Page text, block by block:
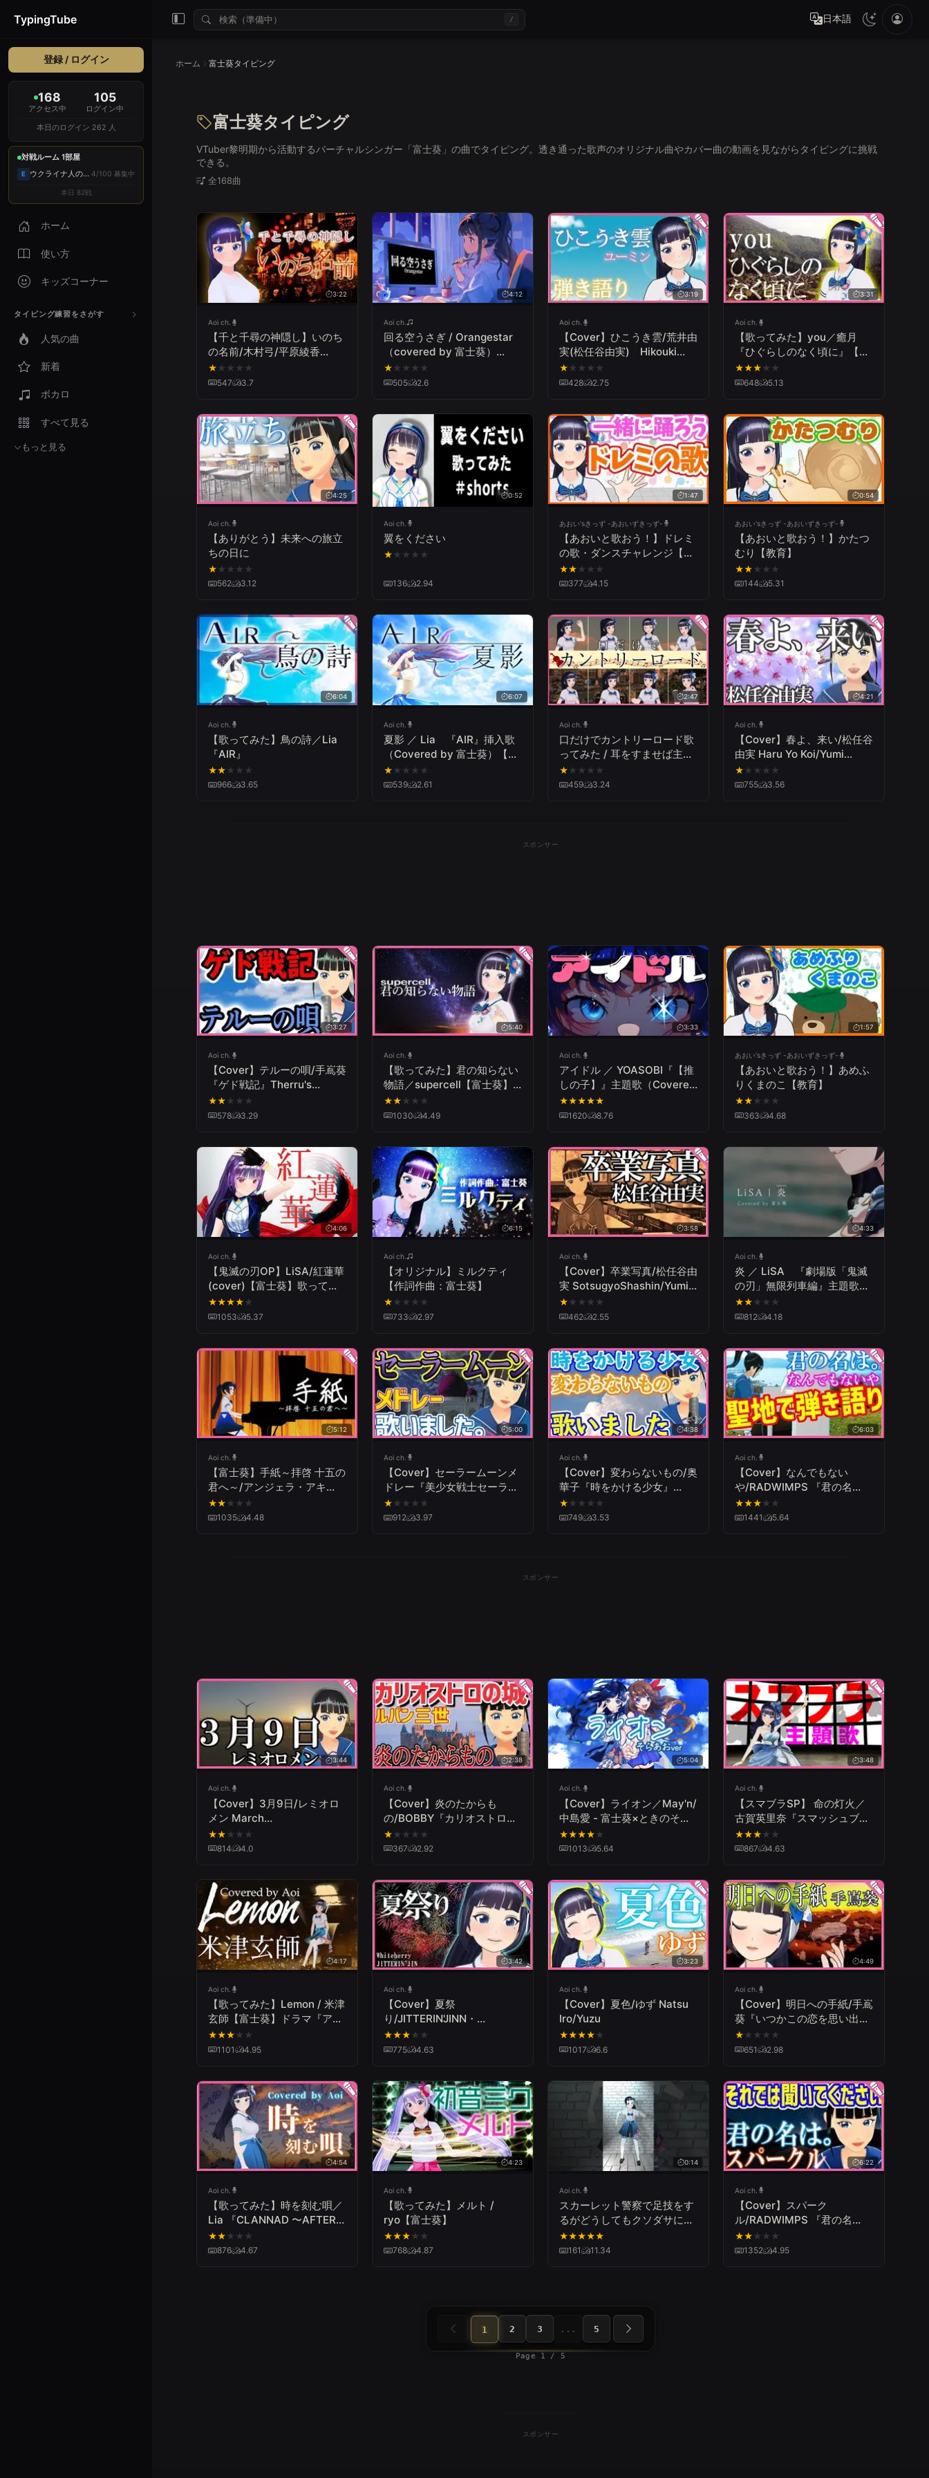
TypingTube
登録 / ログイン
168
アクセス中
105
ログイン中
本日のログイン 262 人
対戦ルーム 1部屋
E ウクライナ人の部屋 4/100 募集中
本日 82戦
ホーム
使い方
キッズコーナー
タイピング練習をさがす
人気の曲
新着
ボカロ
すべて見る
もっと見る
/ 日本語
ホーム 富士葵タイピング
富士葵タイピング
VTuber黎明期から活動するバーチャルシンガー「富士葵」の曲でタイピング。透き通った歌声のオリジナル曲やカバー曲の動画を見ながらタイピングに挑戦
できる。
全168曲
3:22
Aoi ch.
【千と千尋の神隠し】いのち
の名前/木村弓/平原綾香
（cover）Spirited
Away/The Name of
★ ★ ★ ★ ★
547
3.7
4:12
Aoi ch.
回る空うさぎ / Orangestar
（covered by 富士葵）
Series vol.7
★ ★ ★ ★ ★
505
2.6
3:19
Aoi ch.
【Cover】ひこうき雲/荒井由
実(松任谷由実) Hikouki
Gumo/Yumi Arai(Yumi
Matsutoya)【弾き語り】
★ ★ ★ ★ ★
428
2.75
3:31
Aoi ch.
【歌ってみた】you／癒月
『ひぐらしのなく頃に』【弾
き語り】
★★★ ★ ★
648
5.13
4:25
Aoi ch.
【ありがとう】未来への旅立
ちの日に
★ ★ ★ ★ ★
562
3.12
0:52
Aoi ch.
翼をください
★ ★ ★ ★ ★
136 2.94
1:47
あおい'sきっず -あおいずきっず-
【あおいと歌おう！】ドレミ
の歌・ダンスチャレンジ【教
育】
★★ ★ ★ ★
377
4.15
0:54
あおい'sきっず -あおいずきっず-
【あおいと歌おう！】かたつ
むり【教育】
★★ ★ ★ ★
144
5.31
6:04
Aoi ch.
【歌ってみた】鳥の詩／Lia
『AIR』
★★ ★ ★ ★
966
3.65
6:07
Aoi ch.
夏影 ／ Lia 『AIR』挿入歌
（Covered by 富士葵）【歌
ってみた】
★ ★ ★ ★ ★
539
2.61
2:47
Aoi ch.
口だけでカントリーロード歌
ってみた / 耳をすませば主題
歌/COUNTRY ROADS【富士
葵】
★ ★ ★ ★ ★
459
3.24
4:21
Aoi ch.
【Cover】春よ、来い/松任谷
由実 Haru Yo Koi/Yumi
Matsutoya
★ ★ ★ ★ ★
755
3.56
スポンサー
3:27
Aoi ch.
【Cover】テルーの唄/手嶌葵
『ゲド戦記』Therru's
Song/Aoi Teshima "Tales
from Earthsea"
★★ ★ ★ ★
578
3.29
5:40
Aoi ch.
【歌ってみた】君の知らない
物語／supercell【富士葵】
『化物語ED』
★★ ★ ★ ★
1030
4.49
3:33
Aoi ch.
アイドル ／ YOASOBI『【推
しの子】』主題歌（Covered
by 富士葵）【歌ってみた】
★★★★★
1620
8.76
1:57
あおい'sきっず -あおいずきっず-
【あおいと歌おう！】あめふ
りくまのこ【教育】
★★ ★ ★ ★
363
4.68
4:06
Aoi ch.
【鬼滅の刃OP】LiSA/紅蓮華
(cover)【富士葵】歌ってみ
た
★★★★ ★
1053
5.37
6:15
Aoi ch.
【オリジナル】ミルクティ
【作詞作曲：富士葵】
★ ★ ★ ★ ★
733
2.97
3:58
Aoi ch.
【Cover】卒業写真/松任谷由
実 SotsugyoShashin/Yumi
Matsutoya
★ ★ ★ ★ ★
462
2.55
4:33
Aoi ch.
炎 ／ LiSA 『劇場版「鬼滅
の刃」無限列車編』主題歌
（Covered by 富士葵）【歌
ってみた】
★★ ★ ★ ★
812
4.18
5:12
Aoi ch.
【富士葵】手紙～拝啓 十五の
君へ～/アンジェラ・アキ
【歌ってみた】
★★ ★ ★ ★
1035
4.48
5:00
Aoi ch.
【Cover】セーラームーンメ
ドレー『美少女戦士セーラー
ムーン』Sailor Moon
medley『Sailor Moon』
★ ★ ★ ★ ★
912
3.97
4:38
Aoi ch.
【Cover】変わらないもの/奥
華子『時をかける少女』
Kawaranai Mono/Oku
Hanako "The Girl Who
★ ★ ★ ★ ★
749
3.53
6:03
Aoi ch.
【Cover】なんでもない
や/RADWIMPS 『君の名
は。』 Nandemonaiya
"Your Name"
★★★ ★ ★
1441
5.64
スポンサー
3:44
Aoi ch.
【Cover】3月9日/レミオロ
メン March
9th/Remioromen
★★ ★ ★ ★
814
4.0
2:38
Aoi ch.
【Cover】炎のたからも
の/BOBBY『カリオストロの
城』Treasures of
Time/BOBBY "THE CASTLE
★ ★ ★ ★ ★
367
2.92
5:04
Aoi ch.
【Cover】ライオン／May'n/
中島愛 - 富士葵×ときのそら
コラボ「そらあお」で歌って
みた
★★★★ ★
1013
5.64
3:48
Aoi ch.
【スマブラSP】 命の灯火／
古賀英里奈『スマッシュブラ
ザーズ』【歌ってみた】
Super Smash Bros. Special
★★★ ★ ★
867
4.63
4:17
Aoi ch.
【歌ってみた】Lemon / 米津
玄師【富士葵】ドラマ『アン
ナチュラル』主題歌
★★★ ★ ★
1101
4.95
3:42
Aoi ch.
【Cover】夏祭
り/JITTERIN'JINN・
Whiteberry Natsu
Matsuri/JITTERIN'JINN.Whiteberry
★★★ ★ ★
775
4.63
3:23
Aoi ch.
【Cover】夏色/ゆず Natsu
Iro/Yuzu
★★★★ ★
1017
6.6
4:49
Aoi ch.
【Cover】明日への手紙/手嶌
葵『いつかこの恋を思い出し
てきっと泣いてしまう』Asu
e no Tegami/Aoi Teshima
★ ★ ★ ★ ★
651
2.98
4:54
Aoi ch.
【歌ってみた】時を刻む唄／
Lia 『CLANNAD 〜AFTER
STORY〜』
★★ ★ ★ ★
876
4.67
4:23
Aoi ch.
【歌ってみた】メルト /
ryo【富士葵】
★★★ ★ ★
768
4.87
0:14
Aoi ch.
スカーレット警察で足技をす
るがどうしてもクソダサにな
る富士葵。 #shorts
★★★★★
161
11.34
6:22
Aoi ch.
【Cover】スパーク
ル/RADWIMPS 『君の名
は。』 Sparkle "Your Name"
★★ ★ ★ ★
1352
4.95
1 2 3 ... 5
Page 1 / 5
スポンサー